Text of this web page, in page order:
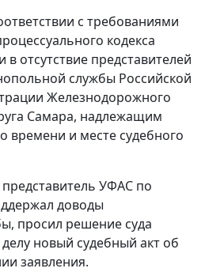
с требованиями
кодекса
отсутствие представителей
службы Российской
Железнодорожного
Самара, надлежащим
времени и месте судебного
УФАС по
доводы
просил решение суда
новый судебный акт об
заявления.